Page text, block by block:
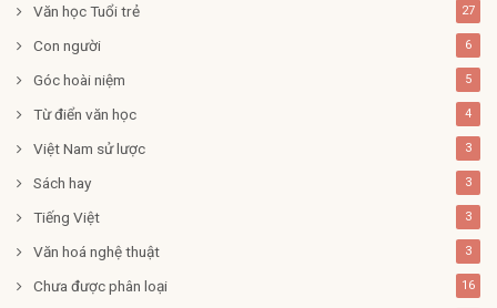
Văn học Tuổi trẻ 27
Con người 6
Góc hoài niệm 5
Từ điển văn học 4
Việt Nam sử lược 3
Sách hay 3
Tiếng Việt 3
Văn hoá nghệ thuật 3
Chưa được phân loại 16